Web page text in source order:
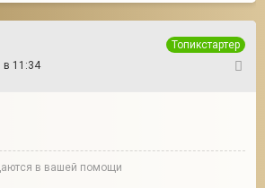
Топикстартер
в 11:34
в вашей помощи